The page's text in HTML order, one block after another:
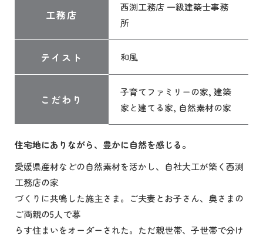
工務店
西渕工務店 一級建築士事務
所
テイスト 和風
こだわり
子育てファミリーの家, 建築
家と建てる家, 自然素材の家
住宅地にありながら、豊かに自然を感じる。
愛媛県産材などの自然素材を活かし、自社大工が築く西渕
工務店の家
づくりに共鳴した施主さま。ご夫妻とお子さん、奥さまの
ご両親の5人で暮
らす住まいをオーダーされた。ただ親世帯、子世帯で分け